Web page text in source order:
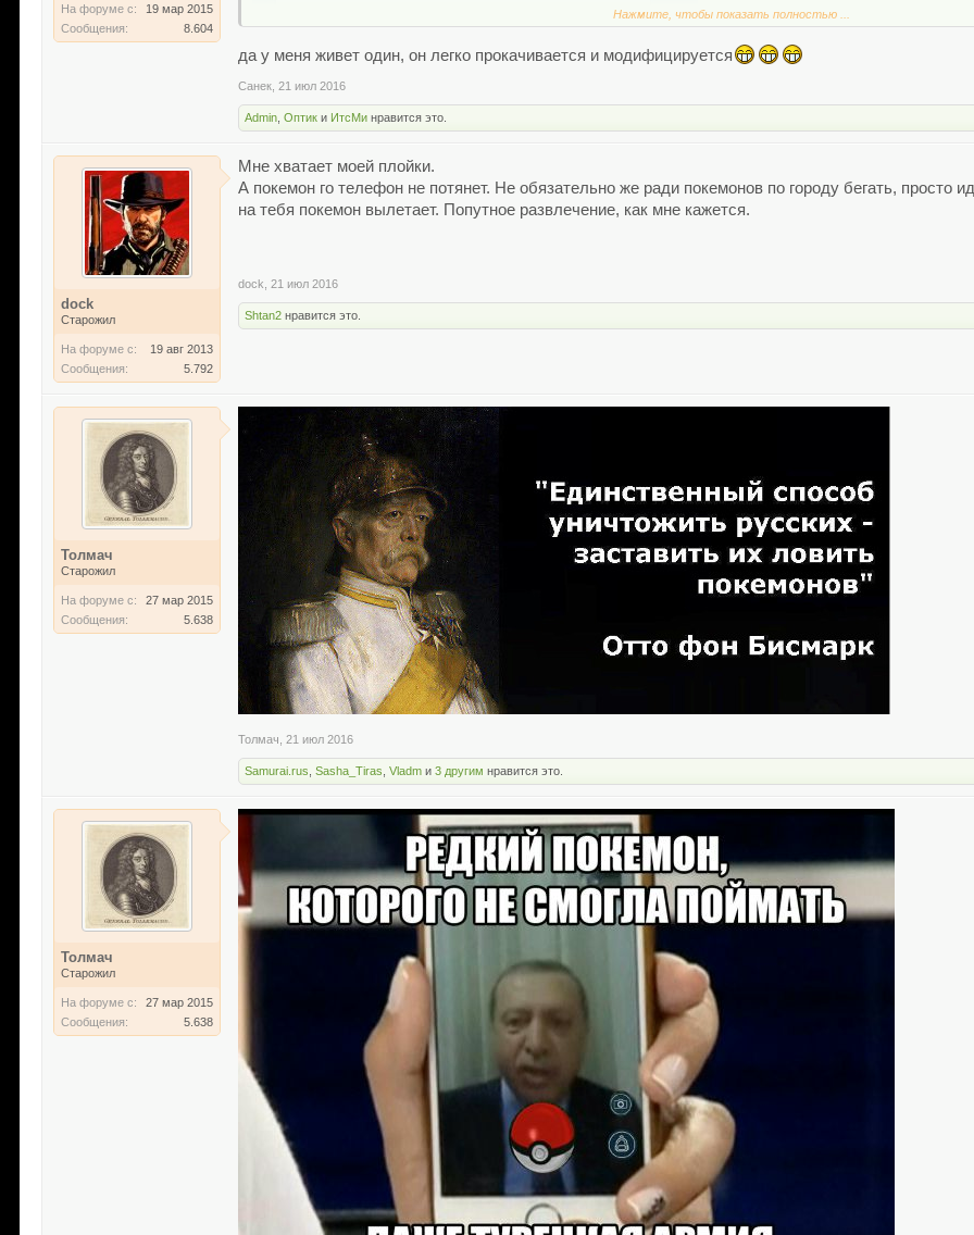
На форуме с:
19 мар 2015
Сообщения:
8.604
Нажмите, чтобы показать полностью ...
да у меня живет один, он легко прокачивается и модифицируется
Санек 21 июл 2016
Admin ,Оптик и ИтсМи нравится это.
dock
Старожил
На форуме с:
19 авг 2013
Сообщения:
5.792
Мне хватает моей плойки.
А покемон го телефон не потянет. Не обязательно же ради покемонов по городу бегать, просто
на тебя покемон вылетает. Попутное развлечение, как мне кажется.
dock 21 июл 2016
Shtan2 нравится это.
Толмач
Старожил
На форуме с:
27 мар 2015
Сообщения:
5.638
Толмач 21 июл 2016
Samurai.rus ,Sasha_Tiras ,Vladm и3 другим нравится это.
Толмач
Старожил
На форуме с:
27 мар 2015
Сообщения:
5.638